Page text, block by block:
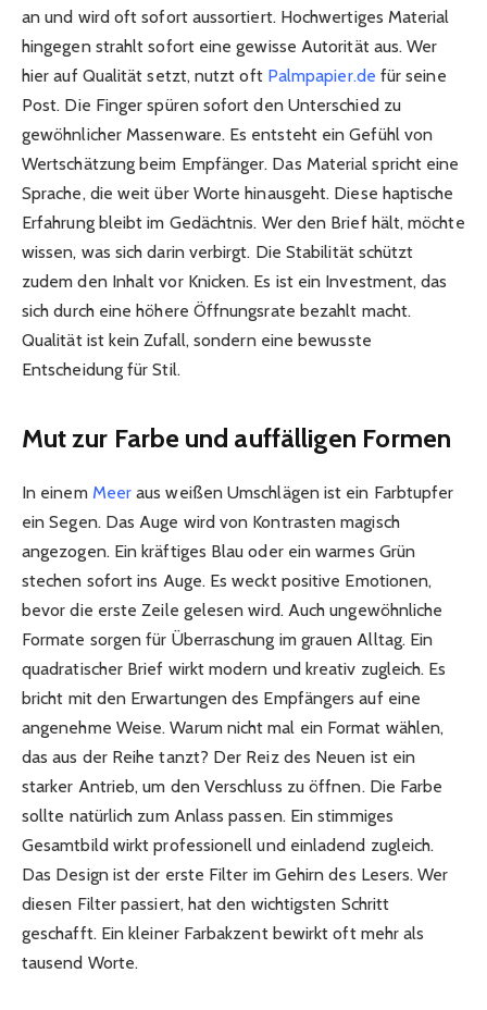
an und wird oft sofort aussortiert. Hochwertiges Material
hingegen strahlt sofort eine gewisse Autorität aus. Wer
hier auf Qualität setzt, nutzt oft Palmpapier.de für seine
Post. Die Finger spüren sofort den Unterschied zu
gewöhnlicher Massenware. Es entsteht ein Gefühl von
Wertschätzung beim Empfänger. Das Material spricht eine
Sprache, die weit über Worte hinausgeht. Diese haptische
Erfahrung bleibt im Gedächtnis. Wer den Brief hält, möchte
wissen, was sich darin verbirgt. Die Stabilität schützt
zudem den Inhalt vor Knicken. Es ist ein Investment, das
sich durch eine höhere Öffnungsrate bezahlt macht.
Qualität ist kein Zufall, sondern eine bewusste
Entscheidung für Stil.
Mut zur Farbe und auffälligen Formen
In einem Meer aus weißen Umschlägen ist ein Farbtupfer
ein Segen. Das Auge wird von Kontrasten magisch
angezogen. Ein kräftiges Blau oder ein warmes Grün
stechen sofort ins Auge. Es weckt positive Emotionen,
bevor die erste Zeile gelesen wird. Auch ungewöhnliche
Formate sorgen für Überraschung im grauen Alltag. Ein
quadratischer Brief wirkt modern und kreativ zugleich. Es
bricht mit den Erwartungen des Empfängers auf eine
angenehme Weise. Warum nicht mal ein Format wählen,
das aus der Reihe tanzt? Der Reiz des Neuen ist ein
starker Antrieb, um den Verschluss zu öffnen. Die Farbe
sollte natürlich zum Anlass passen. Ein stimmiges
Gesamtbild wirkt professionell und einladend zugleich.
Das Design ist der erste Filter im Gehirn des Lesers. Wer
diesen Filter passiert, hat den wichtigsten Schritt
geschafft. Ein kleiner Farbakzent bewirkt oft mehr als
tausend Worte.